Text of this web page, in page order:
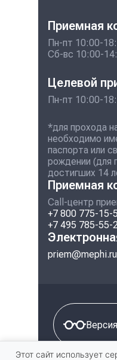
Приемная
Пн-пт 10:00-
Сб-вс 10:00-
Целевой
Пн-пт 10:00-
*для прохода
необходимо
паспорта или
рождении (для
достигших 14
Приемная
Call-центр
+7 800 775-15-
+7 495 785-55-
priem@mephi.ru
© 2026
Этот сайт использует